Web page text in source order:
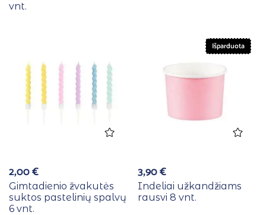
vnt.
2,00€
Gimtadienio žvakutės
suktos pastelinių spalvų
6 vnt.
Išparduota
3,90€
Indeliai užkandžiams
rausvi 8 vnt.